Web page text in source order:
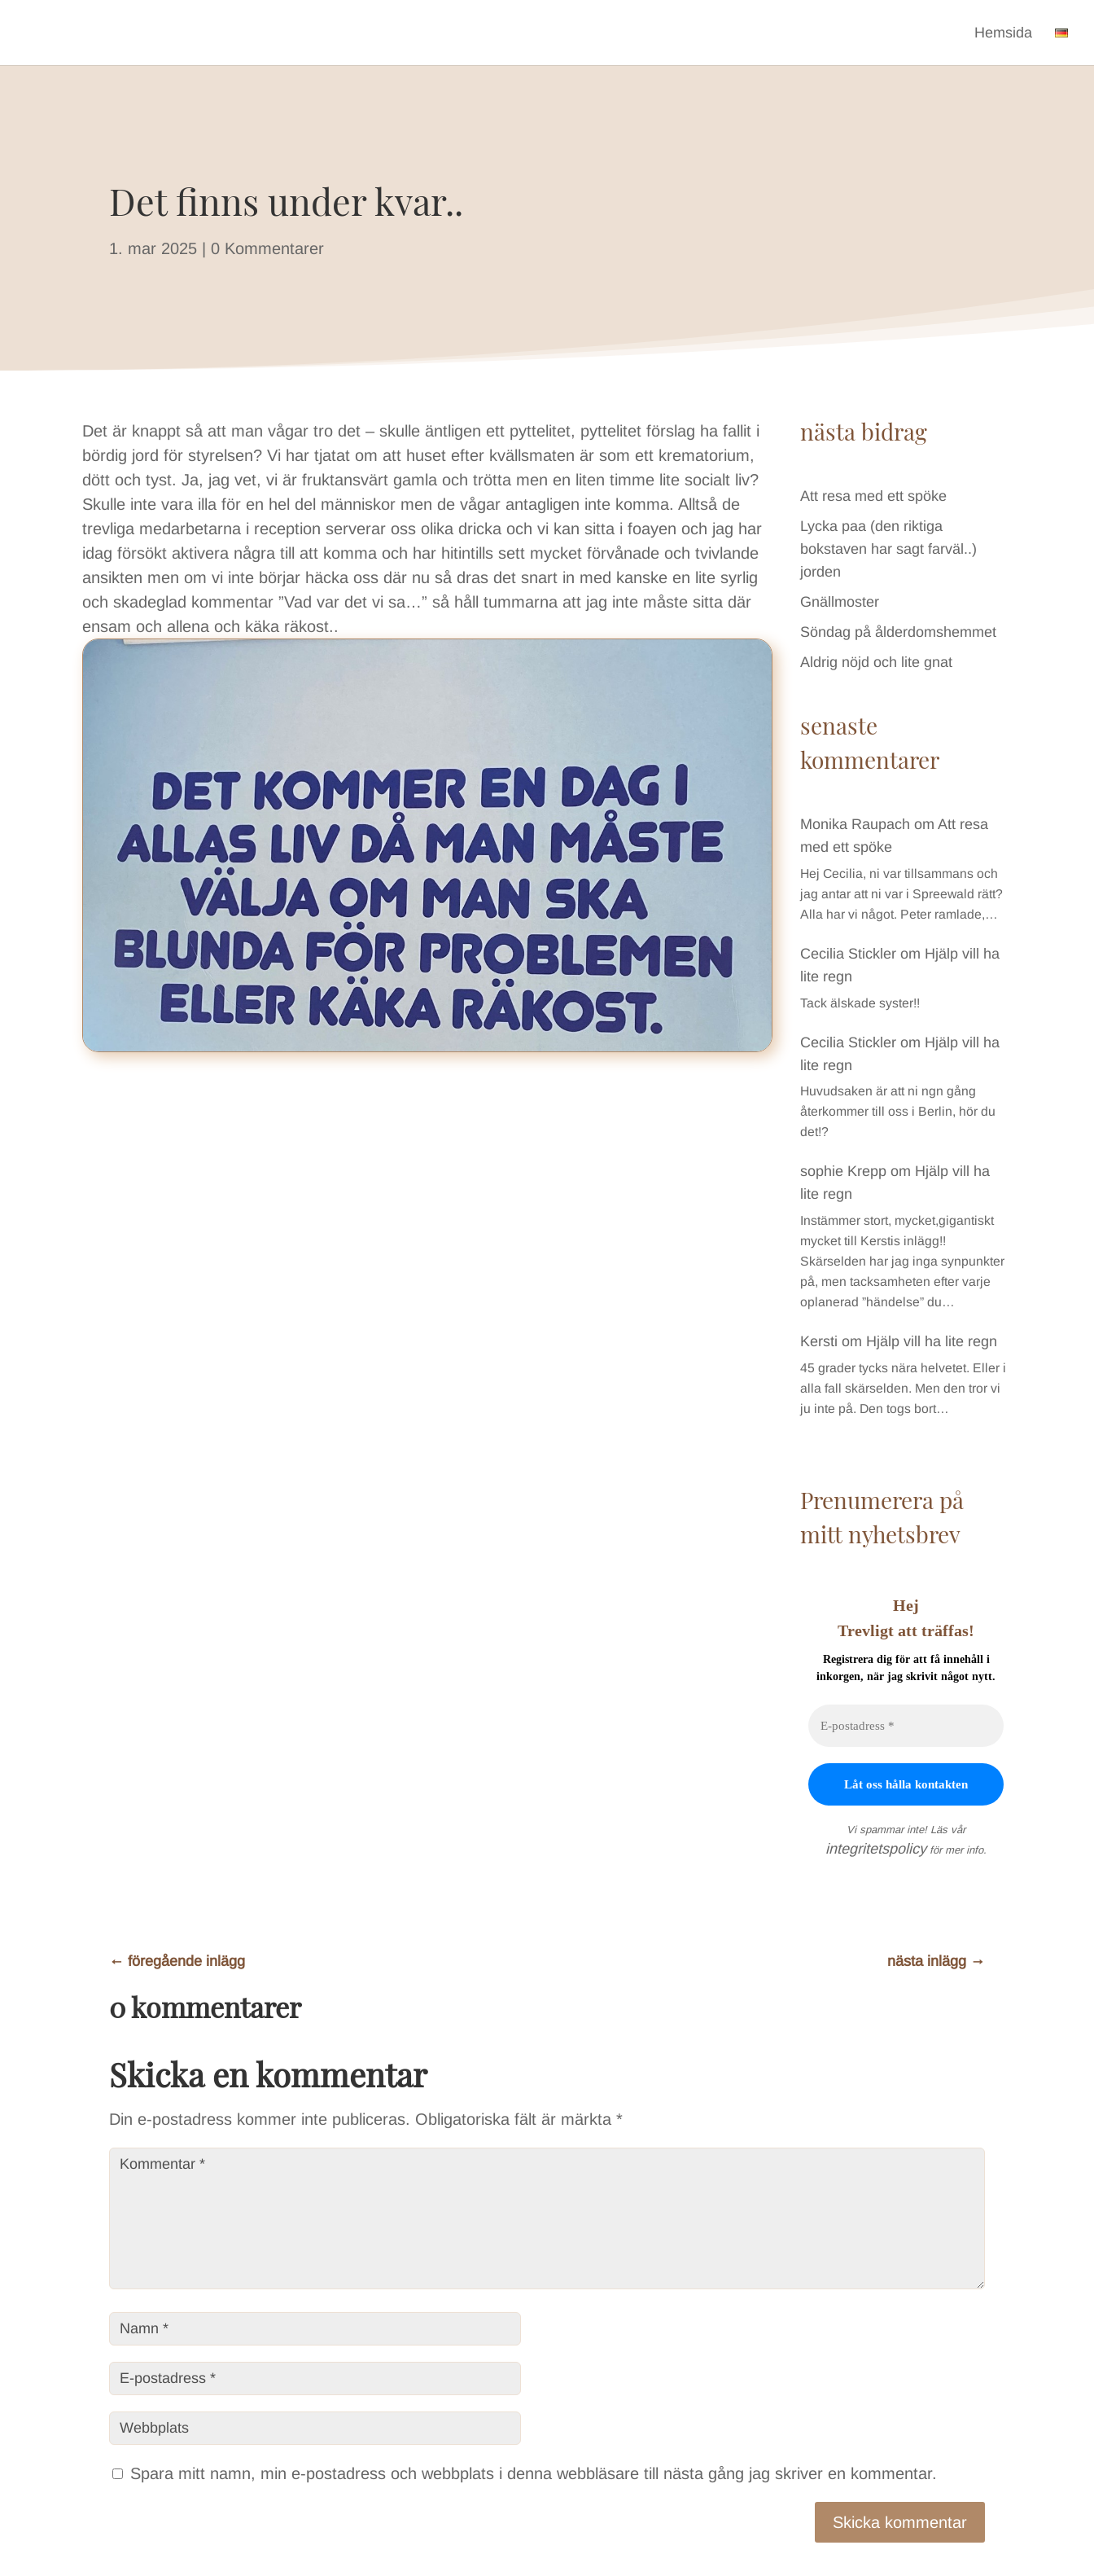
Hemsida
Det finns under kvar..
1. mar 2025 |0 Kommentarer
Det är knappt så att man vågar tro det – skulle äntligen ett pyttelitet, pyttelitet förslag ha fallit i
bördig jord för styrelsen? Vi har tjatat om att huset efter kvällsmaten är som ett krematorium,
dött och tyst. Ja, jag vet, vi är fruktansvärt gamla och trötta men en liten timme lite socialt liv?
Skulle inte vara illa för en hel del människor men de vågar antagligen inte komma. Alltså de
trevliga medarbetarna i reception serverar oss olika dricka och vi kan sitta i foayen och jag har
idag försökt aktivera några till att komma och har hitintills sett mycket förvånade och tvivlande
ansikten men om vi inte börjar häcka oss där nu så dras det snart in med kanske en lite syrlig
och skadeglad kommentar ”Vad var det vi sa…” så håll tummarna att jag inte måste sitta där
ensam och allena och käka räkost..
nästa bidrag
Att resa med ett spöke
Lycka paa (den riktiga
bokstaven har sagt farväl..)
jorden
Gnällmoster
Söndag på ålderdomshemmet
Aldrig nöjd och lite gnat
senaste
kommentarer
Monika Raupach omAtt resa
med ett spöke
Hej Cecilia, ni var tillsammans och
jag antar att ni var i Spreewald rätt?
Alla har vi något. Peter ramlade,…
Cecilia Stickler om Hjälp vill ha
lite regn
Tack älskade syster!!
Cecilia Stickler om Hjälp vill ha
lite regn
Huvudsaken är att ni ngn gång
återkommer till oss i Berlin, hör du
det!?
sophie Krepp om Hjälp vill ha
lite regn
Instämmer stort, mycket,gigantiskt
mycket till Kerstis inlägg!!
Skärselden har jag inga synpunkter
på, men tacksamheten efter varje
oplanerad ”händelse” du…
Kersti om Hjälp vill ha lite regn
45 grader tycks nära helvetet. Eller i
alla fall skärselden. Men den tror vi
ju inte på. Den togs bort…
Prenumerera på
mitt nyhetsbrev
Hej
Trevligt att träffas!
Registrera dig för att få innehåll i
inkorgen, när jag skrivit något nytt.
Vi spammar inte! Läs vår
integritetspolicyför mer info.
←föregående inlägg nästa inlägg→
0 kommentarer
Skicka en kommentar
Din e-postadress kommer inte publiceras. Obligatoriska fält är märkta*
Spara mitt namn, min e-postadress och webbplats i denna webbläsare till nästa gång jag skriver en kommentar.
Skicka kommentar